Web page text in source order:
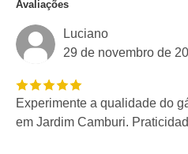
Avaliações
Luciano
29 de novembro de
Experimente a qualidade do
em Jardim Camburi.